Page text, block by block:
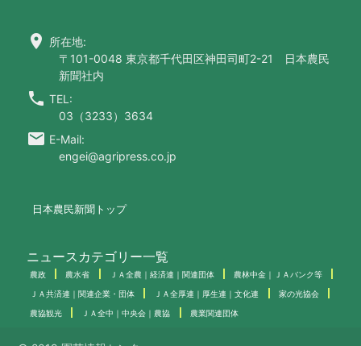
location_on 所在地:
〒101-0048 東京都千代田区神田司町2-21 日本農民
新聞社内
call TEL:
03（3233）3634
email E-Mail:
engei@agripress.co.jp
日本農民新聞トップ
ニュースカテゴリー一覧
農政 農水省 ＪＡ全農｜経済連｜関連団体 農林中金｜ＪＡバンク等
ＪＡ共済連｜関連企業・団体 ＪＡ全厚連｜厚生連｜文化連 家の光協会
農協観光 ＪＡ全中｜中央会｜農協 農業関連団体